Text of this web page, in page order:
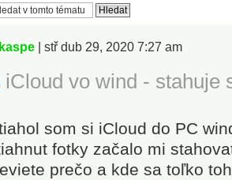
| stř dub 29, 2020 7:27 am
iCloud vo wind - stahuje
som si iCloud do PC
fotky začalo mi
prečo a kde sa toľko